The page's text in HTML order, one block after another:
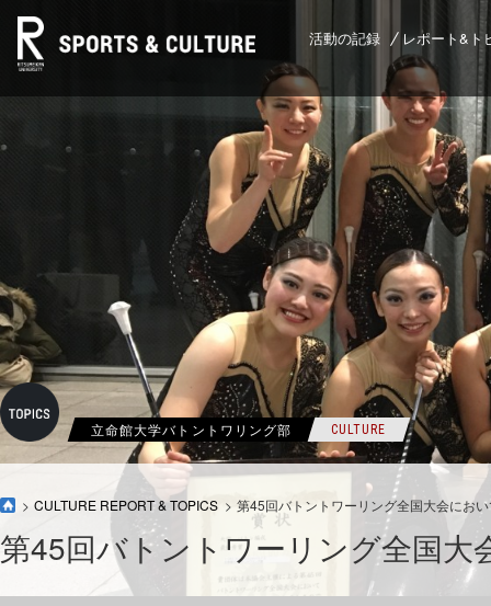
活動の記録 レポート&ト
立命館大学バトントワリング部 CULTURE
CULTURE REPORT & TOPICS 第45回バトントワーリング全国大会にお
第45回バトントワーリング全国